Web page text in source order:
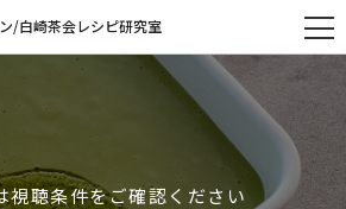
/白崎茶会レシピ研究室
視聴条件をご確認ください